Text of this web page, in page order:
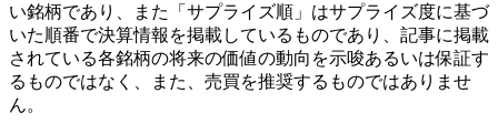
い銘柄であり、また「サプライズ順」はサプライズ度に基づ
いた順番で決算情報を掲載しているものであり、記事に掲載
されている各銘柄の将来の価値の動向を示唆あるいは保証す
るものではなく、また、売買を推奨するものではありませ
ん。